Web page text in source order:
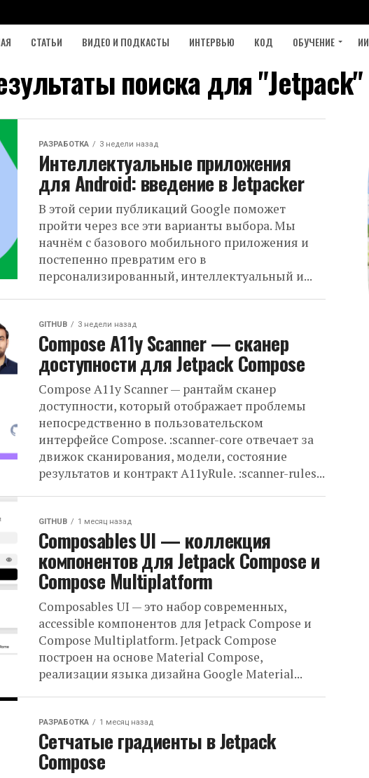
СТАТЬИ ВИДЕО И ПОДКАСТЫ ИНТЕРВЬЮ КОД ОБУЧЕНИЕ ИИ
поиска для "Jetpack"
РАЗРАБОТКА 3 недели назад
Интеллектуальные приложения
для Android: введение в Jetpacker
В этой серии публикаций Google поможет
пройти через все эти варианты выбора. Мы
начнём с базового мобильного приложения и
постепенно превратим его в
персонализированный, интеллектуальный и...
GITHUB 3 недели назад
Compose A11y Scanner — cканер
доступности для Jetpack Compose
Compose A11y Scanner — рантайм сканер
доступности, который отображает проблемы
непосредственно в пользовательском
интерфейсе Compose. :scanner-core отвечает за
движок сканирования, модели, состояние
результатов и контракт A11yRule. :scanner-rules...
GITHUB 1 месяц назад
Composables UI — коллекция
компонентов для Jetpack Compose и
Compose Multiplatform
Composables UI — это набор современных,
accessible компонентов для Jetpack Compose и
Compose Multiplatform. Jetpack Compose
построен на основе Material Compose,
реализации языка дизайна Google Material...
РАЗРАБОТКА 1 месяц назад
Сетчатые градиенты в Jetpack
Compose